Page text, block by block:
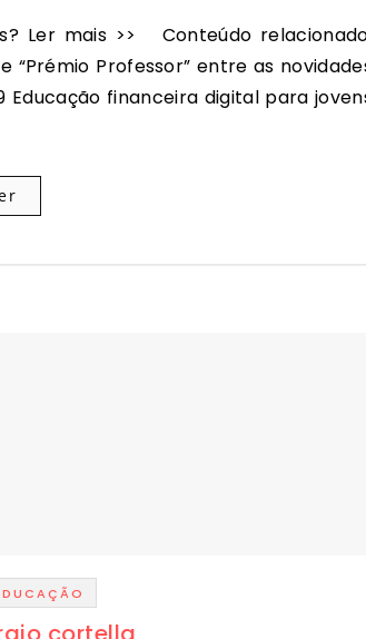
Professor” entre as
Educação financeira digital para